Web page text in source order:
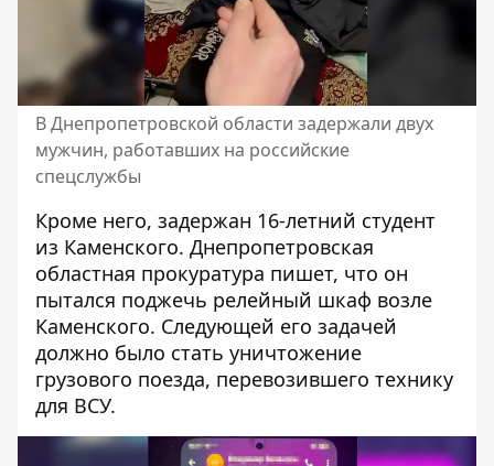
В Днепропетровской области задержали двух
мужчин, работавших на российские
спецслужбы
Кроме него, задержан 16-летний студент
из Каменского. Днепропетровская
областная прокуратура пишет, что он
пытался поджечь релейный шкаф возле
Каменского. Следующей его задачей
должно было стать уничтожение
грузового поезда, перевозившего технику
для ВСУ.